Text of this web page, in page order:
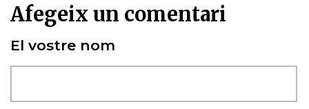
Afegeix un comentari
El vostre nom